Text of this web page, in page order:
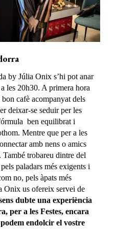
by Júlia Onix s’hi pot anar
les 20h30. A primera hora
cafè acompanyat dels
deixar-se seduir per les
ben equilibrat i
Mentre que per a les
amb nens o amics
També trobareu dintre del
paladars més exigents i
no, pels àpats més
Onix us ofereix servei de
dubte una experiència
per a les Festes, encara
endolcir el vostre